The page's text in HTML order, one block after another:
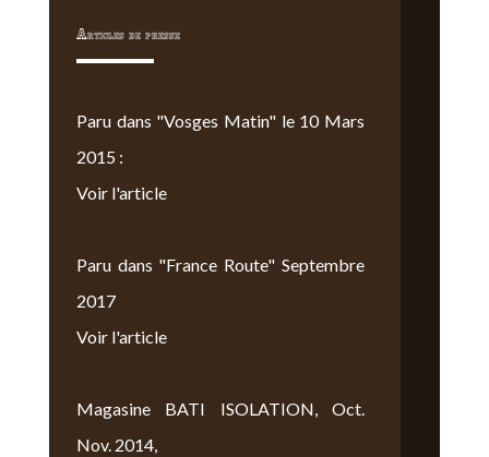
Articles de presse
Paru dans "Vosges Matin" le 10 Mars
2015 :
Voir l'article
Paru dans "France Route" Septembre
2017
Voir l'article
Magasine BATI ISOLATION, Oct.
Nov. 2014,